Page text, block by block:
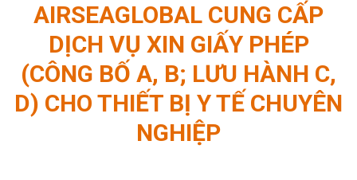
AIRSEAGLOBAL CUNG CẤP
DỊCH VỤ XIN GIẤY PHÉP
(CÔNG BỐ A, B; LƯU HÀNH C,
D) CHO THIẾT BỊ Y TẾ CHUYÊN
NGHIỆP